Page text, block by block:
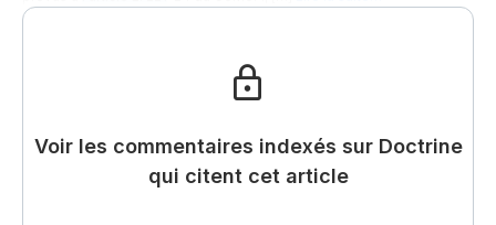
Voir les commentaires indexés sur Doctrine
qui citent cet article